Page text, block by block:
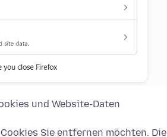
und Website-Daten
Sie entfernen möchten. Die